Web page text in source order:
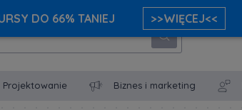
Projektowanie Biznes i marketing
DO 66% TANIEJ >>WIĘCEJ<<